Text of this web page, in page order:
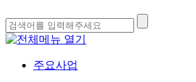
주요사업